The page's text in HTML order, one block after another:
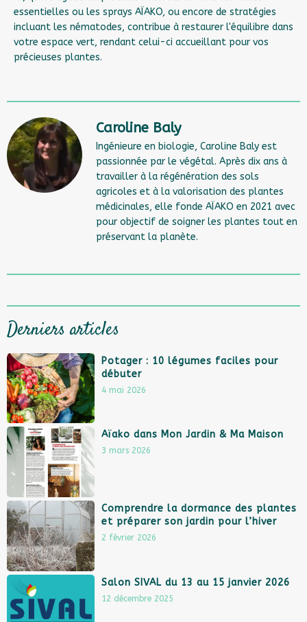
essentielles ou les sprays AÏAKO, ou encore de stratégies
incluant les nématodes, contribue à restaurer l'équilibre dans
votre espace vert, rendant celui-ci accueillant pour vos
précieuses plantes.
Caroline Baly
Ingénieure en biologie, Caroline Baly est
passionnée par le végétal. Après dix ans à
travailler à la régénération des sols
agricoles et à la valorisation des plantes
médicinales, elle fonde AÏAKO en 2021 avec
pour objectif de soigner les plantes tout en
préservant la planète.
Derniers articles
Potager : 10 légumes faciles pour
débuter
4 mai 2026
Aïako dans Mon Jardin & Ma Maison
3 mars 2026
Comprendre la dormance des plantes
et préparer son jardin pour l’hiver
2 février 2026
Salon SIVAL du 13 au 15 janvier 2026
12 décembre 2025